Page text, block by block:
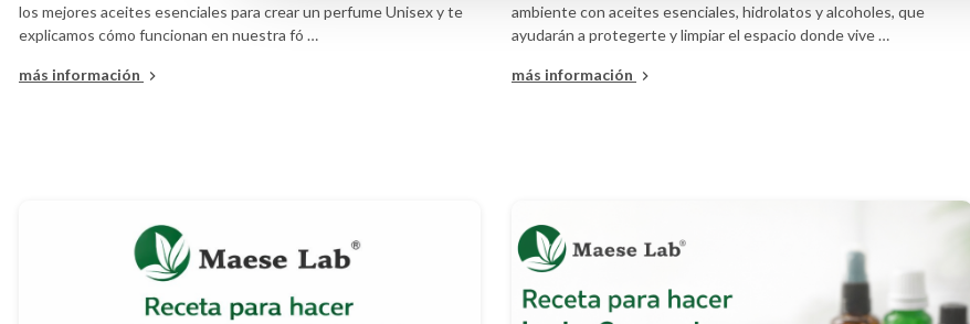
los mejores aceites esenciales para crear un perfume Unisex y te
explicamos cómo funcionan en nuestra fó …
más información
ambiente con aceites esenciales, hidrolatos y alcoholes, que
ayudarán a protegerte y limpiar el espacio donde vive …
más información